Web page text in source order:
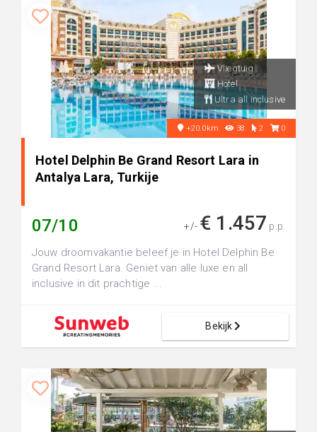
Vliegtuig
Hotel
Ultra all inclusive
+20.0km 38 2 0
Hotel Delphin Be Grand Resort Lara in
Antalya Lara, Turkije
07/10 +/- € 1.457 p.p.
Jouw droomvakantie beleef je in Hotel Delphin Be
Grand Resort Lara. Geniet van alle luxe en all
inclusive in dit prachtige ...
Bekijk